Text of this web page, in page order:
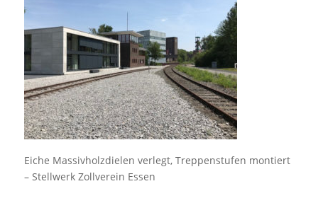
Eiche Massivholzdielen verlegt, Treppenstufen montiert
– Stellwerk Zollverein Essen